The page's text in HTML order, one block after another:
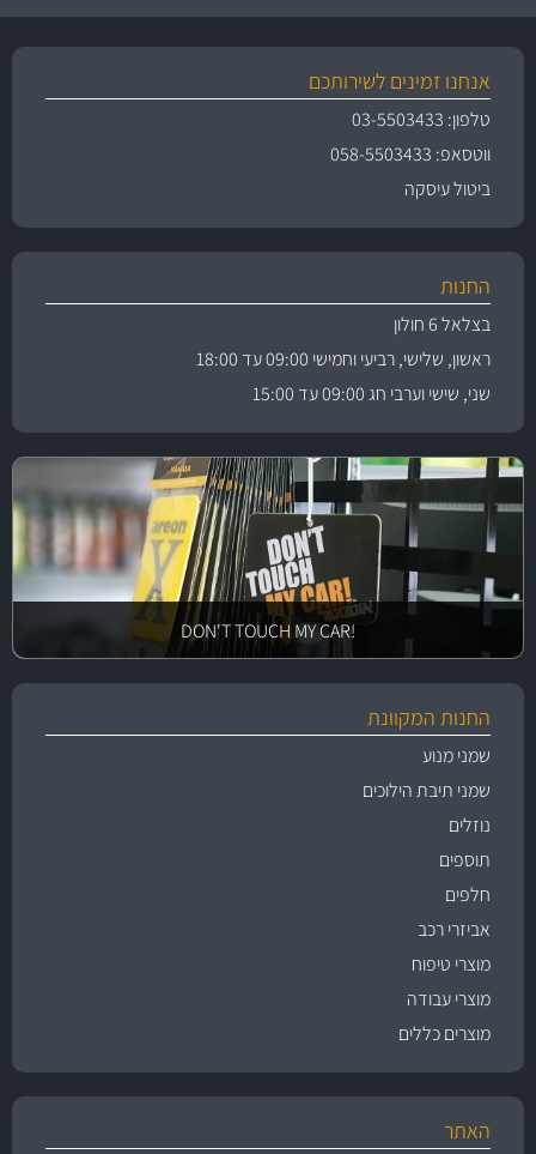
אנחנו זמינים לשירותכם
טלפון: 03-5503433
ווטסאפ: 058-5503433
ביטול עיסקה
החנות
בצלאל 6 חולון
ראשון, שלישי, רביעי וחמישי 09:00 עד 18:00
שני, שישי וערבי חג 09:00 עד 15:00
!DON'T TOUCH MY CAR
החנות המקוונת
שמני מנוע
שמני תיבת הילוכים
נוזלים
תוספים
חלפים
אביזרי רכב
מוצרי טיפוח
מוצרי עבודה
מוצרים כללים
האתר